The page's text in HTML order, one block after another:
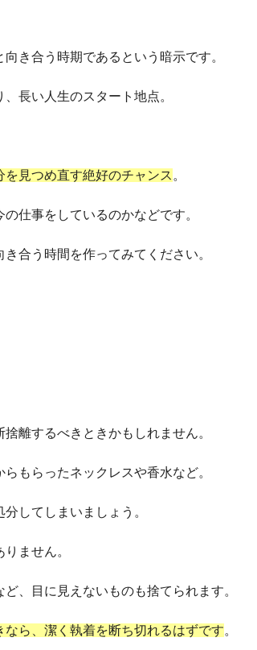
き合う時期であるという暗示です。
長い人生のスタート地点。
見つめ直す絶好のチャンス 。
仕事をしているのかなどです。
合う時間を作ってみてください。
離するべきときかもしれません。
もらったネックレスや香水など。
してしまいましょう。
ません。
、目に見えないものも捨てられます。
ら、潔く執着を断ち切れるはずです。